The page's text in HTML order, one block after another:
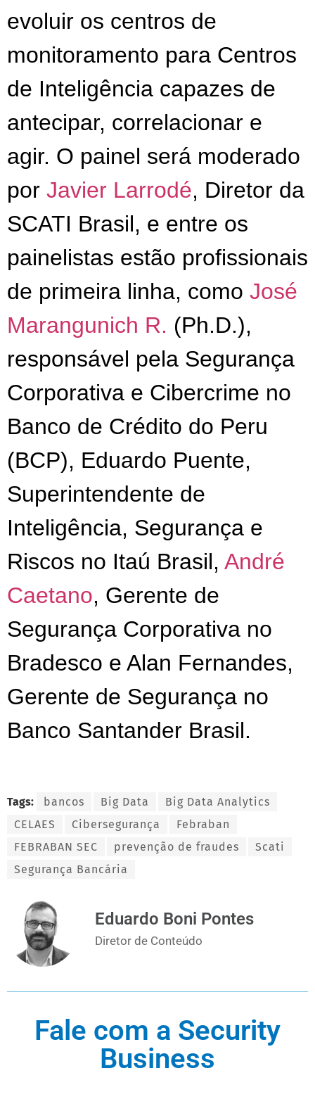
evoluir os centros de
monitoramento para Centros
de Inteligência capazes de
antecipar, correlacionar e
agir. O painel será moderado
por Javier Larrodé, Diretor da
SCATI Brasil, e entre os
painelistas estão profissionais
de primeira linha, como José
Marangunich R. (Ph.D.),
responsável pela Segurança
Corporativa e Cibercrime no
Banco de Crédito do Peru
(BCP), Eduardo Puente,
Superintendente de
Inteligência, Segurança e
Riscos no Itaú Brasil, André
Caetano, Gerente de
Segurança Corporativa no
Bradesco e Alan Fernandes,
Gerente de Segurança no
Banco Santander Brasil.
Tags: bancos Big Data
Big Data Analytics
CELAES
Cibersegurança
Febraban
FEBRABAN SEC
prevenção de fraudes
Scati
Segurança Bancária
Eduardo Boni Pontes
Diretor de Conteúdo
Fale com a Security
Business